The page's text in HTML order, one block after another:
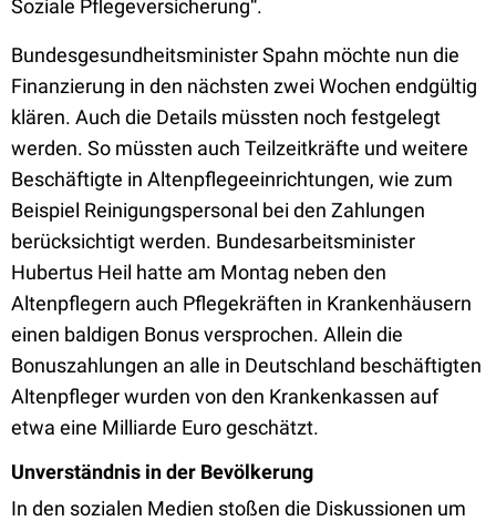
Soziale Pflegeversicherung“.
Bundesgesundheitsminister Spahn möchte nun die
Finanzierung in den nächsten zwei Wochen endgültig
klären. Auch die Details müssten noch festgelegt
werden. So müssten auch Teilzeitkräfte und weitere
Beschäftigte in Altenpflegeeinrichtungen, wie zum
Beispiel Reinigungspersonal bei den Zahlungen
berücksichtigt werden. Bundesarbeitsminister
Hubertus Heil hatte am Montag neben den
Altenpflegern auch Pflegekräften in Krankenhäusern
einen baldigen Bonus versprochen. Allein die
Bonuszahlungen an alle in Deutschland beschäftigten
Altenpfleger wurden von den Krankenkassen auf
etwa eine Milliarde Euro geschätzt.
Unverständnis in der Bevölkerung
In den sozialen Medien stoßen die Diskussionen um